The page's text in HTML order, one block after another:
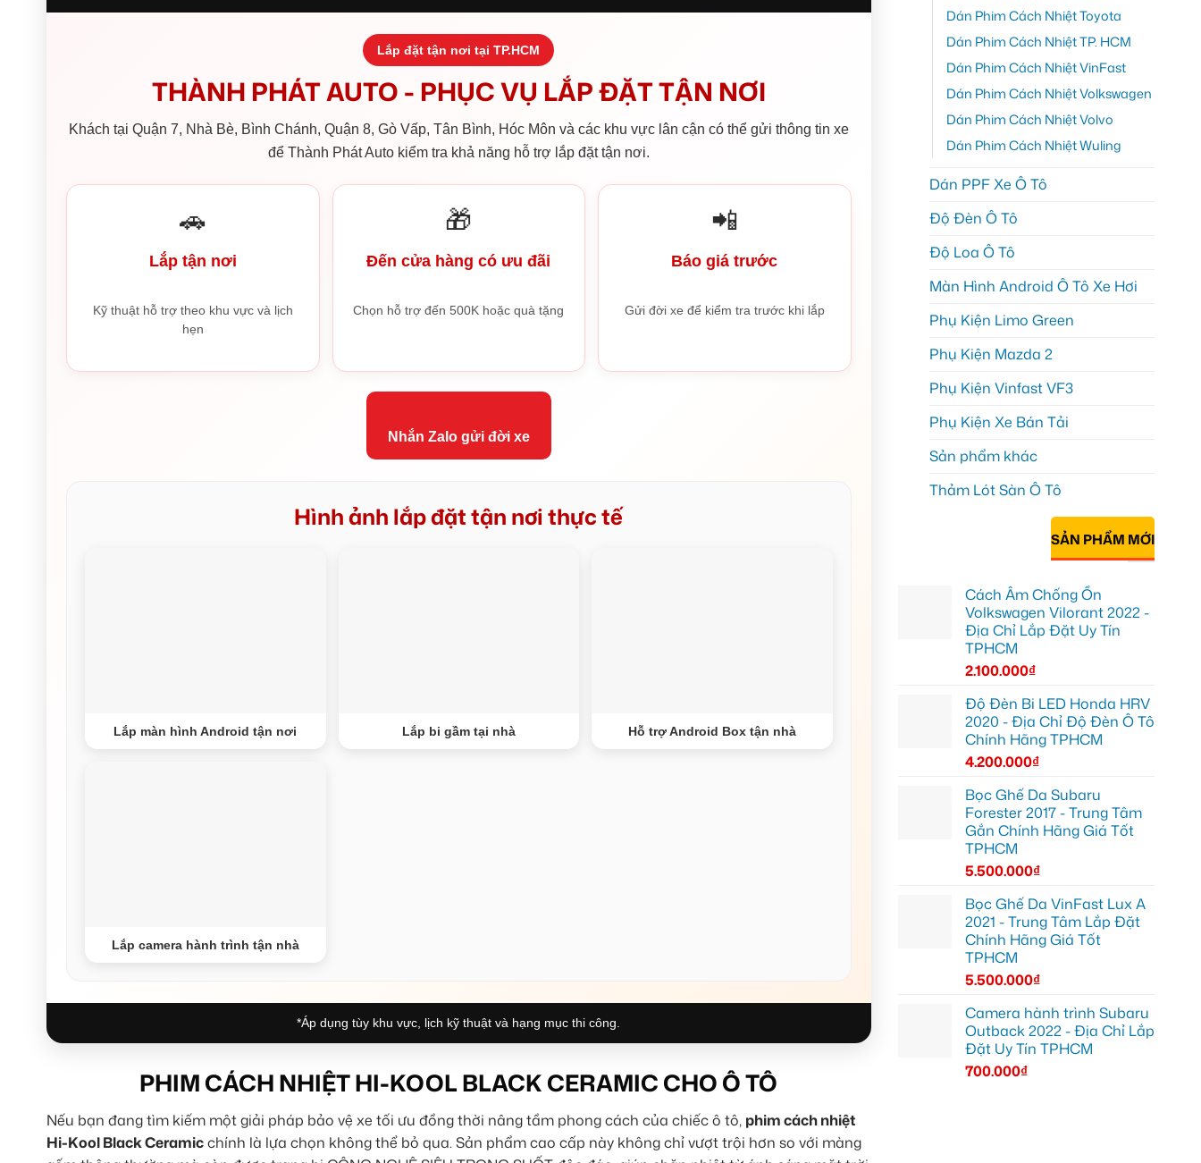
Lắp đặt tận nơi tại TP.HCM
THÀNH PHÁT AUTO - PHỤC VỤ LẮP ĐẶT TẬN NƠI
Khách tại Quận 7, Nhà Bè, Bình Chánh, Quận 8, Gò Vấp, Tân Bình, Hóc Môn và các khu vực lân cận có thể gửi thông tin xe
để Thành Phát Auto kiểm tra khả năng hỗ trợ lắp đặt tận nơi.
🚗
Lắp tận nơi
Kỹ thuật hỗ trợ theo khu vực và lịch
hẹn
🎁
Đến cửa hàng có ưu đãi
Chọn hỗ trợ đến 500K hoặc quà tặng
📲
Báo giá trước
Gửi đời xe để kiểm tra trước khi lắp
Nhắn Zalo gửi đời xe
Hình ảnh lắp đặt tận nơi thực tế
Lắp màn hình Android tận nơi Lắp bi gầm tại nhà Hỗ trợ Android Box tận nhà
Lắp camera hành trình tận nhà
*Áp dụng tùy khu vực, lịch kỹ thuật và hạng mục thi công.
PHIM CÁCH NHIỆT HI-KOOL BLACK CERAMIC CHO Ô TÔ
Nếu bạn đang tìm kiếm một giải pháp bảo vệ xe tối ưu đồng thời nâng tầm phong cách của chiếc ô tô, phim cách nhiệt
Hi-Kool Black Ceramicchính là lựa chọn không thể bỏ qua. Sản phẩm cao cấp này không chỉ vượt trội hơn so với màng
Dán Phim Cách Nhiệt Toyota
Dán Phim Cách Nhiệt TP. HCM
Dán Phim Cách Nhiệt VinFast
Dán Phim Cách Nhiệt Volkswagen
Dán Phim Cách Nhiệt Volvo
Dán Phim Cách Nhiệt Wuling
Dán PPF Xe Ô Tô
Độ Đèn Ô Tô
Độ Loa Ô Tô
Màn Hình Android Ô Tô Xe Hơi
Phụ Kiện Limo Green
Phụ Kiện Mazda 2
Phụ Kiện Vinfast VF3
Phụ Kiện Xe Bán Tải
Sản phẩm khác
Thảm Lót Sàn Ô Tô
SẢN PHẨM MỚI
Cách Âm Chống Ồn
Volkswagen Vilorant 2022 -
Địa Chỉ Lắp Đặt Uy Tín
TPHCM
2.100.000₫
Độ Đèn Bi LED Honda HRV
2020 - Địa Chỉ Độ Đèn Ô Tô
Chính Hãng TPHCM
4.200.000₫
Bọc Ghế Da Subaru
Forester 2017 - Trung Tâm
Gắn Chính Hãng Giá Tốt
TPHCM
5.500.000₫
Bọc Ghế Da VinFast Lux A
2021 - Trung Tâm Lắp Đặt
Chính Hãng Giá Tốt
TPHCM
5.500.000₫
Camera hành trình Subaru
Outback 2022 - Địa Chỉ Lắp
Đặt Uy Tín TPHCM
700.000₫